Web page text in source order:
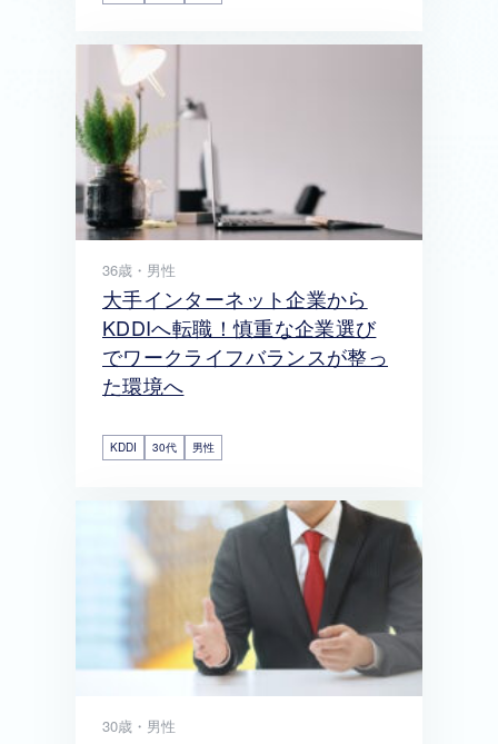
36歳・男性
大手インターネット企業から
KDDIへ転職！慎重な企業選び
でワークライフバランスが整っ
た環境へ
KDDI 30代 男性
30歳・男性